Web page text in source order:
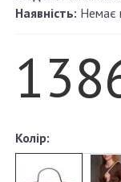
Наявність: Немає
Колір: